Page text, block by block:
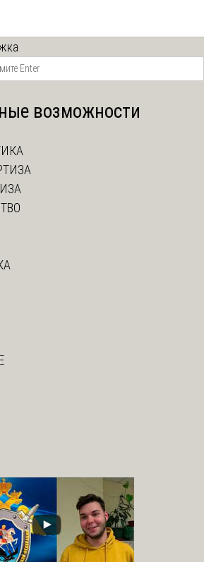
возможности